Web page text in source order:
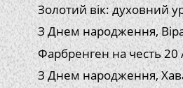
Золотий вік: духовний
З Днем народження,
Фарбренген на честь 20
З Днем народження,